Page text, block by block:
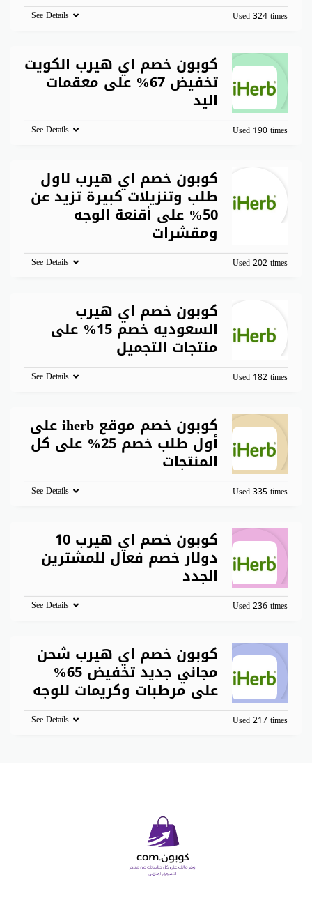
Used 324 times
See Details
كوبون خصم اي هيرب الكويت
تخفيض 67% على معقمات
اليد
Used 190 times
See Details
كوبون خصم اي هيرب لاول
طلب وتنزيلات كبيرة تزيد عن
50% على أقنعة الوجه
ومقشرات
Used 202 times
See Details
كوبون خصم اي هيرب
السعوديه خصم 15% على
منتجات التجميل
Used 182 times
See Details
كوبون خصم موقع iherb على
أول طلب خصم 25% على كل
المنتجات
Used 335 times
See Details
كوبون خصم اي هيرب 10
دولار خصم فعال للمشترين
الجدد
Used 236 times
See Details
كوبون خصم اي هيرب شحن
مجاني جديد تخفيض 65%
على مرطبات وكريمات للوجه
Used 217 times
See Details